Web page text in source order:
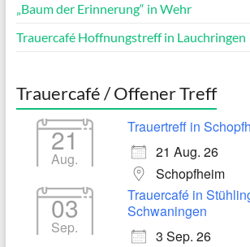
„Baum der Erinnerung“ in Wehr
Trauercafé Hoffnungstreff in Lauchringen
Trauercafé / Offener Treff
21
Aug.
Trauertreff in
21 Aug. 26
Schopfheim
03
Sep.
Trauercafé in
Schwaningen
3 Sep. 26